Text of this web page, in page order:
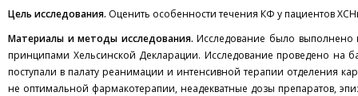
Цель исследования. Оценить особенности течения КФ у пациентов
Материалы и методы исследования. Исследование было выполнено
принципами Хельсинской Декларации. Исследование проведено на
поступали в палату реанимации и интенсивной терапии
не оптимальной фармакотерапии, неадекватные дозы препаратов,